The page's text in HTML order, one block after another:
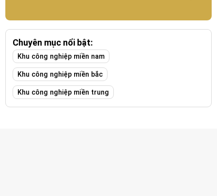
Chuyên mục nổi bật:
Khu công nghiệp miền nam
Khu công nghiệp miền bắc
Khu công nghiệp miền trung